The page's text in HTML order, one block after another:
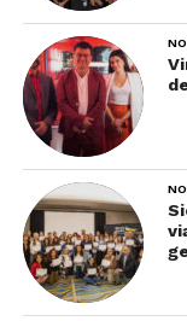
Otra ciudad
envidia de
muralla.
La ciudad,
años como uno
América del Sur.
Ahí llegaban y
que eran blanco